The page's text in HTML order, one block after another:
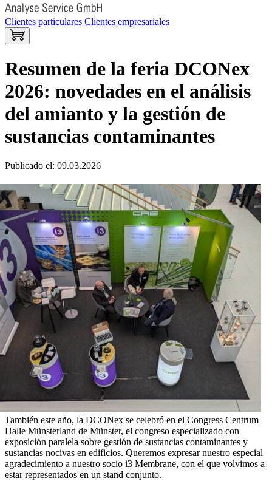
Clientes particulares Clientes empresariales
Resumen de la feria DCONex
2026: novedades en el análisis
del amianto y la gestión de
sustancias contaminantes
Publicado el: 09.03.2026
También este año, la DCONex se celebró en el Congress Centrum
Halle Münsterland de Münster, el congreso especializado con
exposición paralela sobre gestión de sustancias contaminantes y
sustancias nocivas en edificios. Queremos expresar nuestro especial
agradecimiento a nuestro socio i3 Membrane, con el que volvimos a
estar representados en un stand conjunto.